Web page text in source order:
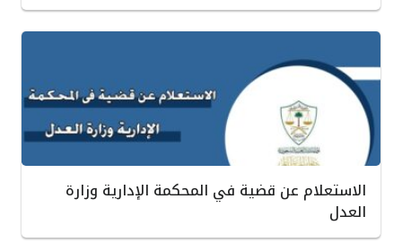
الاستعلام عن قضية في المحكمة الإدارية وزارة
العدل